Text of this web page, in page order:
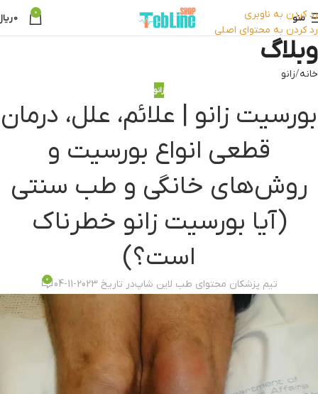
رد کردن به ناوبری
رد کردن به محتوای اصلی
منو 0
0
وبلاگ
خانه زانو
زانو
بورسیت زانو | علائم، علل، درمان
قطعی انواع بورسیت و
روش‌های خانگی و طب سنتی
(آیا بورسیت زانو خطرناک
است؟)
تیم پزشکان محتوای طب لاین شاپدر تاریخ 2023-11-04 0